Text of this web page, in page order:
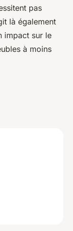
pas
là également
impact sur le
à moins